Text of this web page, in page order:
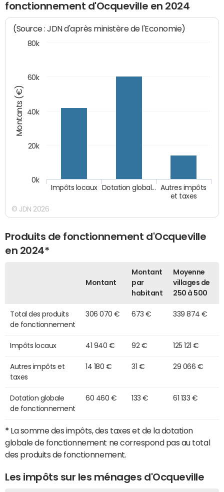
fonctionnement d'Ocqueville en 2024
Montants (€)
(Source : JDN d'après ministère de l'Economie)
Autres impôts
et taxes
Dotation global…
Impôts locaux
0k
20k
40k
60k
80k
© JDN 2026
Produits de fonctionnement d'Ocqueville
en 2024*
Montant
Montant
par
habitant
Moyenne
villages de
250 à 500
Total des produits
de fonctionnement
306 070 € 673 € 339 874 €
Impôts locaux 41 940 € 92 € 125 121 €
Autres impôts et
taxes
14 180 € 31 € 29 066 €
Dotation globale
de fonctionnement
60 460 € 133 € 61 133 €
* La somme des impôts, des taxes et de la dotation
globale de fonctionnement ne correspond pas au total
des produits de fonctionnement.
Les impôts sur les ménages d'Ocqueville